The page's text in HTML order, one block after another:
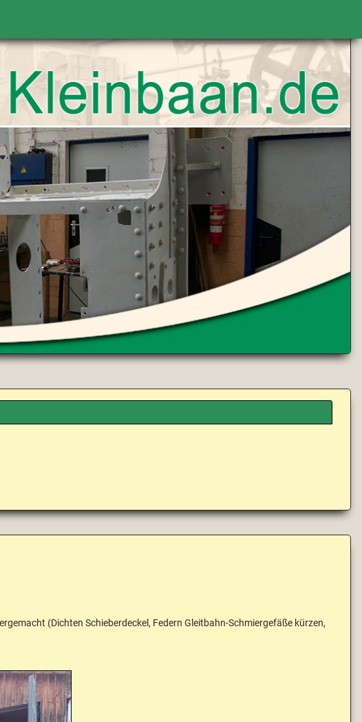
(Dichten Schieberdeckel, Federn Gleitbahn-Schmiergefäße kürzen,